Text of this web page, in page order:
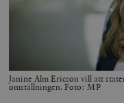
Janine Alm Ericson vill att
omställningen. Foto: MP